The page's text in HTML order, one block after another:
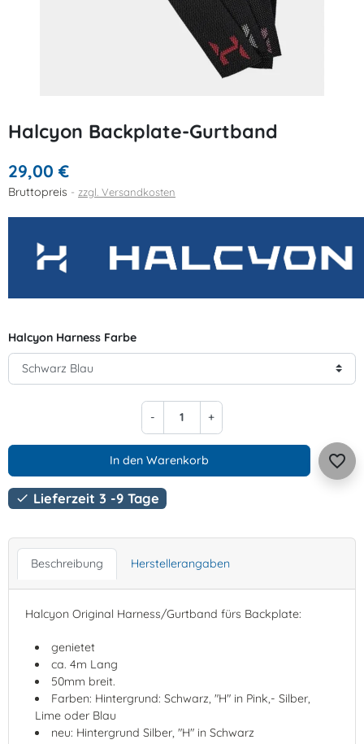
Halcyon Backplate-Gurtband
29,00 €
Bruttopreis zzgl. Versandkosten
Halcyon Harness Farbe
- +
In den Warenkorb favorite_border
 Lieferzeit 3 -9 Tage
Beschreibung Herstellerangaben
Halcyon Original Harness/Gurtband fürs Backplate:
genietet
ca. 4m Lang
50mm breit.
Farben: Hintergrund: Schwarz, "H" in Pink,- Silber,
Lime oder Blau
neu: Hintergrund Silber, "H" in Schwarz